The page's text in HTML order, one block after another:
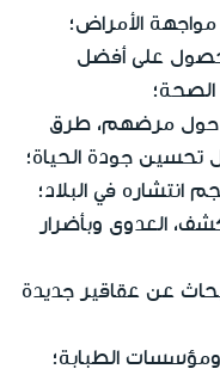
الأمراض؛
على أفضل
حول مرضهم، طرق
جودة الحياة؛
في البلاد؛
العدوى وبأضرار
عن عقاقير جديدة
الطبابة؛